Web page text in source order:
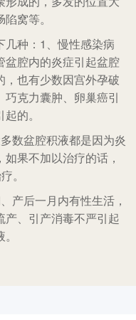
窝等。
几种：1、慢性感染病
盆腔内的炎症引起盆腔
也有少数因宫外孕破
克力囊肿、卵巢癌引
的。
数盆腔积液都是因为炎
果不加以治疗的话，
。
产后一月内有性生活，
、引产消毒不严引起